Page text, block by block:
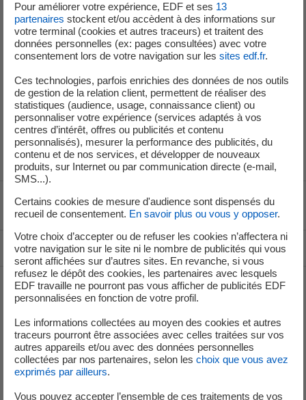
limite réglementaire fixée à (30 mg/L). En parallèle, des
analyses sont réalisées et confirment le bon
fonctionnement de la station d'épuration. Dès détection
de ce dépassement ponctuel du seuil, des mesures ont
été mise en place pour en réaliser un suivi rapproché.
Toutefois, en raison du dépassement du seuil en août
2024, la direction de Flamanville 1&2 a déclaré à l'Autorité
de sûreté nucléaire, un événement significatif
environnement le 16 septembre 2024.
Voir le fil d'ariane
Haut de page
Groupe
Je déménage
Faire des économies d’énergie
Pour améliorer votre expérience, EDF et ses 13
partenaires stockent et/ou accèdent à des informations sur
votre terminal (cookies et autres traceurs) et traitent des
données personnelles (ex: pages consultées) avec votre
consentement lors de votre navigation sur les sites edf.fr.
Ces technologies, parfois enrichies des données de nos outils
de gestion de la relation client, permettent de réaliser des
statistiques (audience, usage, connaissance client) ou
personnaliser votre expérience (services adaptés à vos
centres d’intérêt, offres ou publicités et contenu
personnalisés), mesurer la performance des publicités, du
contenu et de nos services, et développer de nouveaux
produits, sur Internet ou par communication directe (e-mail,
SMS...).
Certains cookies de mesure d'audience sont dispensés du
recueil de consentement. En savoir plus ou vous y opposer.
Votre choix d’accepter ou de refuser les cookies n’affectera ni
votre navigation sur le site ni le nombre de publicités qui vous
seront affichées sur d’autres sites. En revanche, si vous
refusez le dépôt des cookies, les partenaires avec lesquels
EDF travaille ne pourront pas vous afficher de publicités EDF
personnalisées en fonction de votre profil.
Les informations collectées au moyen des cookies et autres
traceurs pourront être associées avec celles traitées sur vos
autres appareils et/ou avec des données personnelles
collectées par nos partenaires, selon les choix que vous avez
exprimés par ailleurs.
Vous pouvez accepter l’ensemble de ces traitements de vos